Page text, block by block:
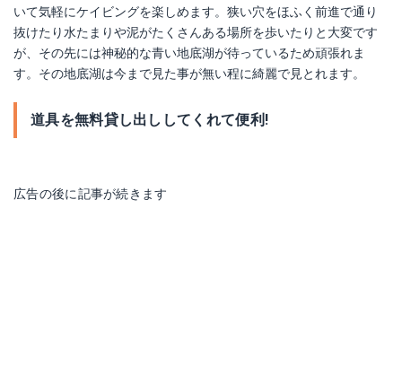
いて気軽にケイビングを楽しめます。狭い穴をほふく前進で通り
抜けたり水たまりや泥がたくさんある場所を歩いたりと大変です
が、その先には神秘的な青い地底湖が待っているため頑張れま
す。その地底湖は今まで見た事が無い程に綺麗で見とれます。
道具を無料貸し出ししてくれて便利!
広告の後に記事が続きます